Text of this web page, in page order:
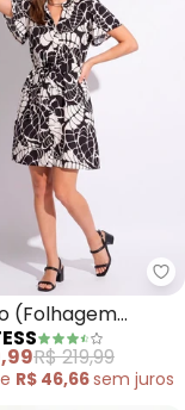
(Floral
(Folhagem
Crepe Plano
R$ 219,99
R$ 46,66sem juros